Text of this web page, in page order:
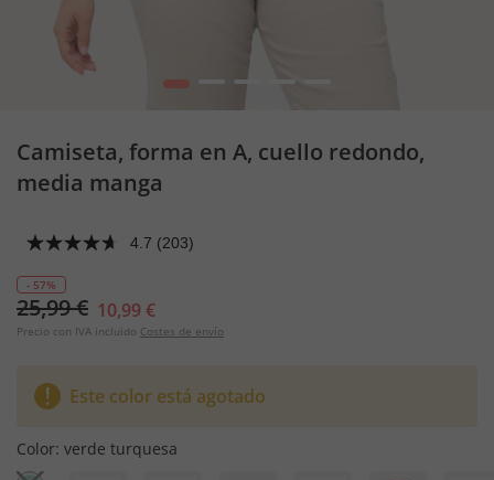
3
Camiseta, forma en A, cuello redondo,
media manga
4.7 (203)
- 57%
25,99 € 10,99 €
Precio con IVA incluido Costes de envío
Este color está agotado
Color: verde turquesa